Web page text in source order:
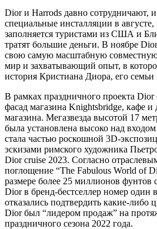
Dior и Harrods давно сотрудничают, и
специальные инсталляции в
заполняется туристами из США и
тратят большие деньги. В ноябре
свою самую масштабную
мир и захватывающий опыт, в
история Кристиана Диора, его семьи
В рамках праздничного проекта
фасад магазина Knightsbridge, кафе
магазина. Мегазвезда высотой 17
была установлена высоко над
стала частью роскошной 3D-
эскизами римского художника
Dior cruise 2023. Согласно
поглощение “The Fabulous World of
размере более 25 миллионов фунтов
Dior в бренд-бестселлер номер один
отказались подтвердить какие-либо
Dior был “лидером продаж” на
праздничного сезона 2022 года.